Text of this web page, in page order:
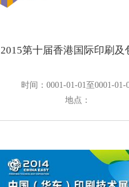
2015第十届香港国际印刷及
时间：0001-01-01至0001-01-
地点：